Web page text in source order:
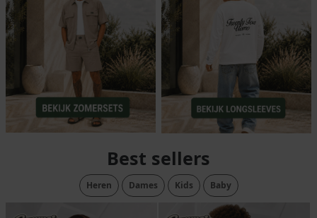
Best sellers
Heren Dames Kids Baby